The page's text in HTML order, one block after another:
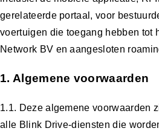
gerelateerde portaal, voor
voertuigen die toegang hebben tot
Network BV en aangesloten
1. Algemene voorwaarden
1.1. Deze algemene voorwaarden
alle Blink Drive-diensten die